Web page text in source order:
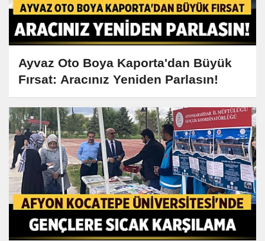
Ayvaz Oto Boya Kaporta'dan Büyük
Fırsat: Aracınız Yeniden Parlasın!